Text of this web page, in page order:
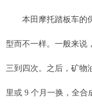
本田摩托踏板车的保
型而不一样。一般来说
三到四次。之后，矿物
里或 9 个月一换，全合